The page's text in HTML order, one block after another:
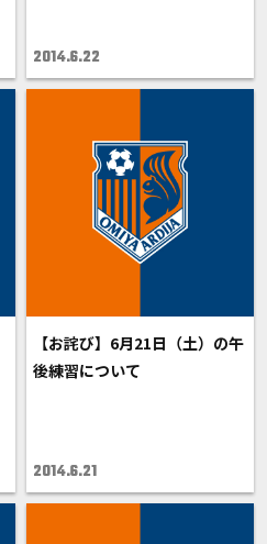
2014.6.22
【お詫び】6月21日（土）の午
後練習について
2014.6.21